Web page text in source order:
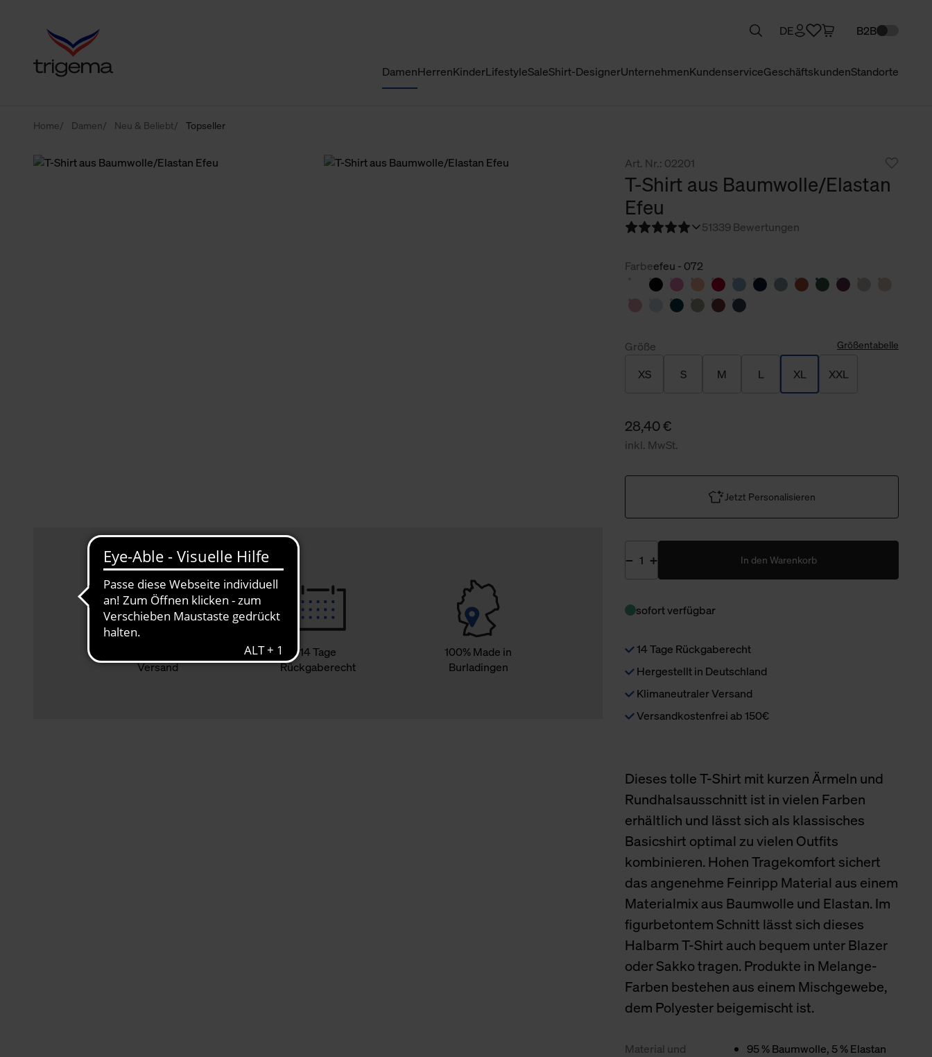
DamenHerrenKinderLifestyleSaleShirt-DesignerUnternehmenKundenserviceGeschäftskundenStandorte
DE B2B
Home Damen Neu & Beliebt Topseller
Versand
14 Tage
Rückgaberecht
100% Made in
Burladingen
Art. Nr.: 02201
T-Shirt aus Baumwolle/Elastan
Efeu
51339 Bewertungen
Farbeefeu - 072
Größe Größentabelle
XS S M L XL XXL
28,40 €
inkl. MwSt.
Jetzt Personalisieren
In den Warenkorb
sofort verfügbar
14 Tage Rückgaberecht
Hergestellt in Deutschland
Klimaneutraler Versand
Versandkostenfrei ab 150€
Dieses tolle T-Shirt mit kurzen Ärmeln und
Rundhalsausschnitt ist in vielen Farben
erhältlich und lässt sich als klassisches
Basicshirt optimal zu vielen Outfits
kombinieren. Hohen Tragekomfort sichert
das angenehme Feinripp Material aus einem
Materialmix aus Baumwolle und Elastan. Im
figurbetontem Schnitt lässt sich dieses
Halbarm T-Shirt auch bequem unter Blazer
oder Sakko tragen. Produkte in Melange-
Farben bestehen aus einem Mischgewebe,
dem Polyester beigemischt ist.
Material und
95 % Baumwolle, 5 % Elastan